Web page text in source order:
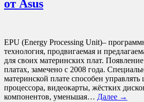
от Asus
EPU (Energy Processing Unit)–
технология, продвигаемая и
для своих материнских плат.
платах, замечено с 2008 года.
материнской плате способен
процессора, видеокарты, жёстких
компонентов, уменьшая… Далее →